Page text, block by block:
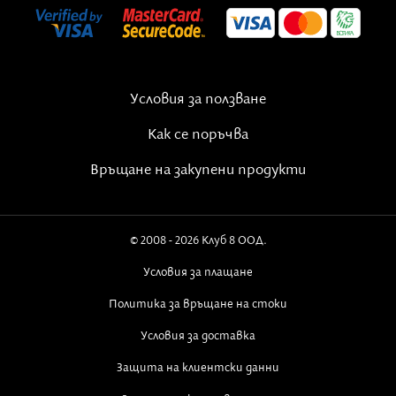
чувство, добро чувство, чувство за секс,
чувство за нежност, взаимно чувство.
Условия за ползване
Как се поръчва
Връщане на закупени продукти
© 2008 - 2026 Клуб 8 ООД.
Условия за плащане
Политика за връщане на стоки
Условия за доставка
Защита на клиентски данни